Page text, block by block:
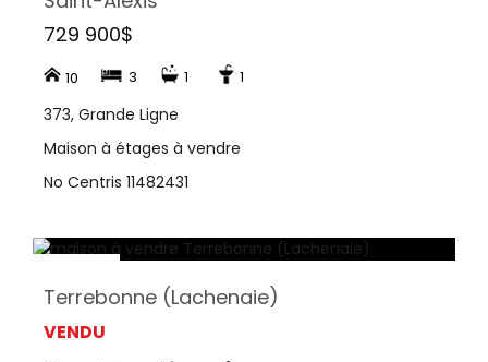
729 900$
10 3 1 1
373, Grande Ligne
Maison à étages à vendre
No Centris 11482431
Terrebonne (Lachenaie)
VENDU